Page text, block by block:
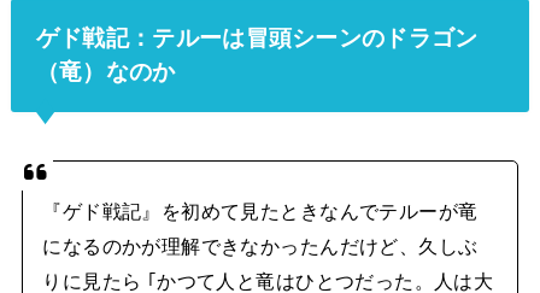
ゲド戦記：テルーは冒頭シーンのドラゴン
（竜）なのか
『ゲド戦記』を初めて見たときなんでテルーが竜
になるのかが理解できなかったんだけど、久しぶ
りに見たら ｢かつて人と竜はひとつだった。人は大